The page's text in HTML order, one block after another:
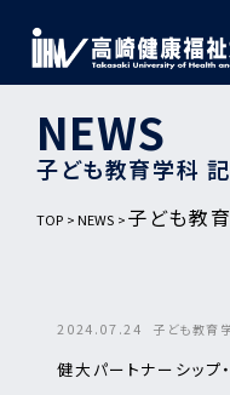
NEWS
子ども教育学科
TOP NEWS 子ども教
2024.07.24 子ども教育
健大パートナーシッ